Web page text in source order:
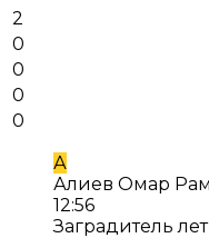
2
0
0
0
0
А
Алиев Омар
12:56
Заградитель